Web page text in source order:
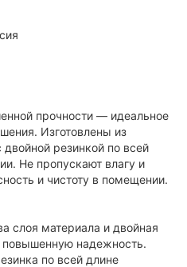
прочности — идеальное
Изготовлены из
резинкой по всей
Не пропускают влагу и
и чистоту в помещении.
слоя материала и двойная
повышенную надежность.
по всей длине